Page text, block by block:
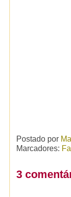
Postado por
Marcadores:
3